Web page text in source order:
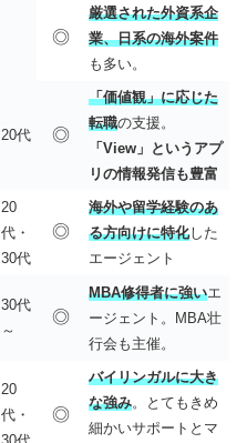
◎
厳選された外資系企
業、日系の海外案件
も多い。
20代 ◎
「価値観」に応じた
転職の支援。
「View」というアプ
リの情報発信も豊富
20
代・
30代
◎
海外や留学経験のあ
る方向けに特化した
エージェント
30代
～
◎
MBA修得者に強いエ
ージェント。MBA壮
行会も主催。
20
代・
◎
バイリンガルに大き
な強み。とてもきめ
細かいサポートとマ